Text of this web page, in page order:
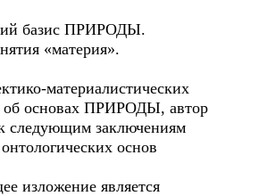
базис ПРИРОДЫ.
«материя».
материалистических
об основах ПРИРОДЫ, автор
следующим заключениям
основ
изложение является